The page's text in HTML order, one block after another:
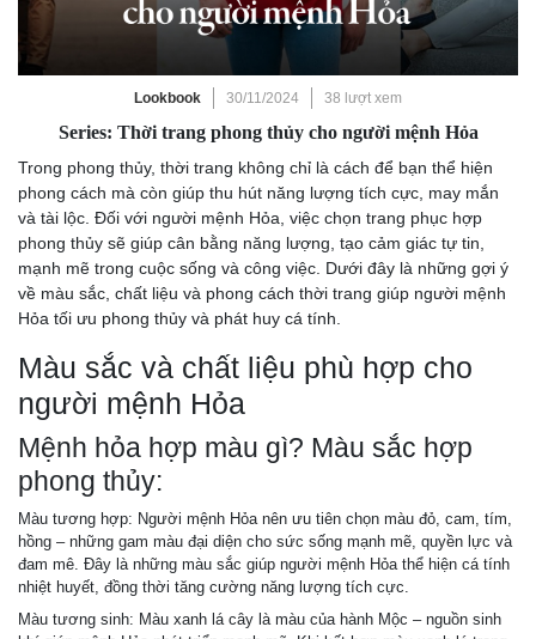
Lookbook 30/11/2024 38 lượt xem
Series: Thời trang phong thủy cho người mệnh Hỏa
Trong phong thủy, thời trang không chỉ là cách để bạn thể hiện
phong cách mà còn giúp thu hút năng lượng tích cực, may mắn
và tài lộc. Đối với người mệnh Hỏa, việc chọn trang phục hợp
phong thủy sẽ giúp cân bằng năng lượng, tạo cảm giác tự tin,
mạnh mẽ trong cuộc sống và công việc. Dưới đây là những gợi ý
về màu sắc, chất liệu và phong cách thời trang giúp người mệnh
Hỏa tối ưu phong thủy và phát huy cá tính.
Màu sắc và chất liệu phù hợp cho
người mệnh Hỏa
Mệnh hỏa hợp màu gì? Màu sắc hợp
phong thủy:
Màu tương hợp: Người mệnh Hỏa nên ưu tiên chọn màu đỏ, cam, tím,
hồng – những gam màu đại diện cho sức sống mạnh mẽ, quyền lực và
đam mê. Đây là những màu sắc giúp người mệnh Hỏa thể hiện cá tính
nhiệt huyết, đồng thời tăng cường năng lượng tích cực.
Màu tương sinh: Màu xanh lá cây là màu của hành Mộc – nguồn sinh